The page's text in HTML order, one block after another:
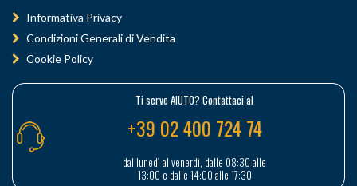
Informativa Privacy
Condizioni Generali di Vendita
Cookie Policy
Ti serve AIUTO? Contattaci al
+39 02 400 724 74
dal lunedì al venerdì, dalle 08:30 alle
13:00 e dalle 14:00 alle 17:30